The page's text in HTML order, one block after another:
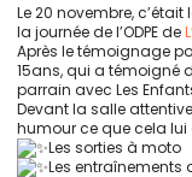
Le 20 novembre,
la journée de l’ODPE de
Après le témoignage
15ans, qui a témoigné
parrain avec Les
Devant la salle
humour ce que cela lui
Les sorties à moto
Les entraînements